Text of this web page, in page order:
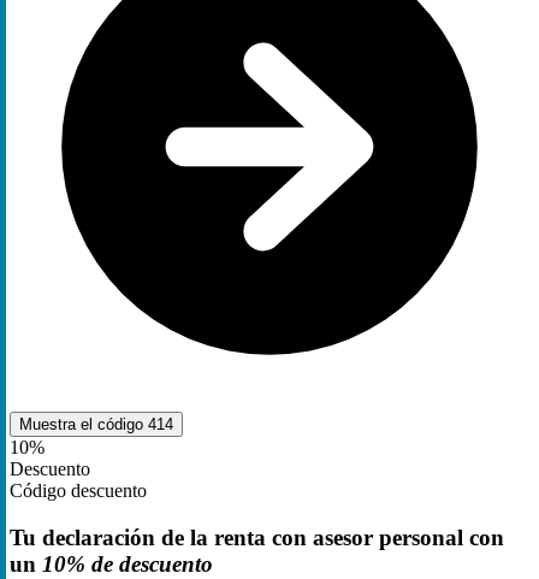
Muestra el código 414
10%
Descuento
Código descuento
Tu declaración de la renta con asesor personal con
un 10% de descuento